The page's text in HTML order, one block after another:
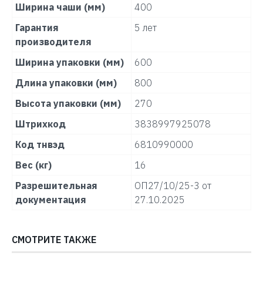
Ширина чаши (мм)
400
Гарантия
производителя
5 лет
Ширина упаковки (мм)
600
Длина упаковки (мм)
800
Высота упаковки (мм)
270
Штрихкод
3838997925078
Код тнвэд
6810990000
Вес (кг)
16
Разрешительная
документация
ОП27/10/25-3 от
27.10.2025
СМОТРИТЕ ТАКЖЕ